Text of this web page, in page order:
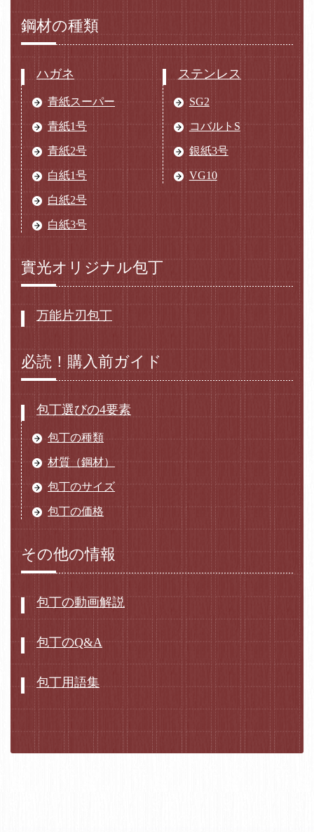
鋼材の種類
ハガネ
青紙スーパー
青紙1号
青紙2号
白紙1号
白紙2号
白紙3号
ステンレス
SG2
コバルトS
銀紙3号
VG10
實光オリジナル包丁
万能片刃包丁
必読！購入前ガイド
包丁選びの4要素
包丁の種類
材質（鋼材）
包丁のサイズ
包丁の価格
その他の情報
包丁の動画解説
包丁のQ&A
包丁用語集